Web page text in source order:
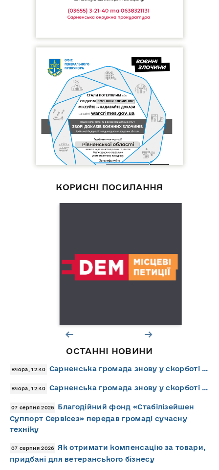
КОРИСНІ ПОСИЛАННЯ
ОСТАННІ НОВИНИ
Вчора, 12:40 Сарненська громада знову у скорботі …
Вчора, 12:40 Сарненська громада знову у скорботі …
07 серпня 2026
Благодійний фонд «Стабілізейшен
Суппорт Сервісез» передав громаді сучасну
техніку
07 серпня 2026
Як отримати компенсацію за товари,
придбані для ветеранського бізнесу